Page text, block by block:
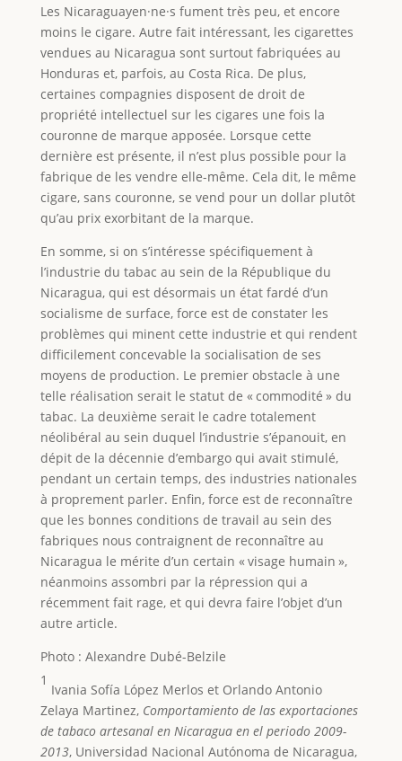
Les Nicaraguayen·ne·s fument très peu, et encore
moins le cigare. Autre fait intéressant, les cigarettes
vendues au Nicaragua sont surtout fabriquées au
Honduras et, parfois, au Costa Rica. De plus,
certaines compagnies disposent de droit de
propriété intellectuel sur les cigares une fois la
couronne de marque apposée. Lorsque cette
dernière est présente, il n’est plus possible pour la
fabrique de les vendre elle-même. Cela dit, le même
cigare, sans couronne, se vend pour un dollar plutôt
qu’au prix exorbitant de la marque.
En somme, si on s’intéresse spécifiquement à
l’industrie du tabac au sein de la République du
Nicaragua, qui est désormais un état fardé d’un
socialisme de surface, force est de constater les
problèmes qui minent cette industrie et qui rendent
difficilement concevable la socialisation de ses
moyens de production. Le premier obstacle à une
telle réalisation serait le statut de « commodité » du
tabac. La deuxième serait le cadre totalement
néolibéral au sein duquel l’industrie s’épanouit, en
dépit de la décennie d’embargo qui avait stimulé,
pendant un certain temps, des industries nationales
à proprement parler. Enfin, force est de reconnaître
que les bonnes conditions de travail au sein des
fabriques nous contraignent de reconnaître au
Nicaragua le mérite d’un certain « visage humain »,
néanmoins assombri par la répression qui a
récemment fait rage, et qui devra faire l’objet d’un
autre article.
Photo : Alexandre Dubé-Belzile
1
Ivania Sofía López Merlos et Orlando Antonio
Zelaya Martinez, Comportamiento de las exportaciones
de tabaco artesanal en Nicaragua en el periodo 2009-
2013, Universidad Nacional Autónoma de Nicaragua,